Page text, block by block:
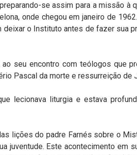
se assim para a missão à
onde chegou em janeiro de
o Instituto antes de fazer sua
seu encontro com teólogos que
Pascal da morte e ressurreição de
lecionava liturgia e estava
lições do padre Farnés sobre o
juventude. Este acontecimento em